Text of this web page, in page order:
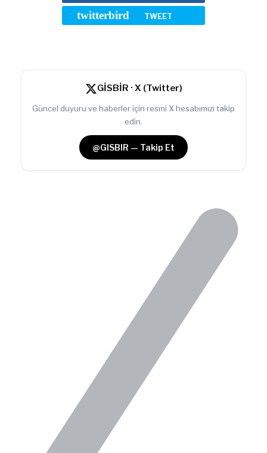
twitterbird TWEET
GİSBİR · X (Twitter)
Güncel duyuru ve haberler için resmi X hesabımızı takip
edin.
@GISBIR — Takip Et